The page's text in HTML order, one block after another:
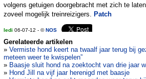
volgens getuigen doorgebracht met zich te
zoveel mogelijk treinreizigers. Patch
ledi 06-07-12 - ©NOS
Gerelateerde artikelen
» Vermiste hond keert na twaalf jaar terug bij
meteen weer te kwispelen”
» Baasje sluit hond na zoektocht van drie jaar
» Hond Jill na vijf jaar herenigd met baasje